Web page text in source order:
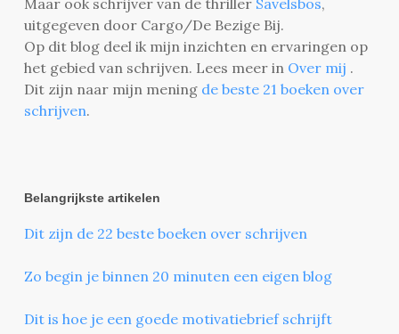
Maar ook schrijver van de thriller Savelsbos,
uitgegeven door Cargo/De Bezige Bij.
Op dit blog deel ik mijn inzichten en ervaringen op
het gebied van schrijven. Lees meer in Over mij .
Dit zijn naar mijn mening de beste 21 boeken over
schrijven.
Belangrijkste artikelen
Dit zijn de 22 beste boeken over schrijven
Zo begin je binnen 20 minuten een eigen blog
Dit is hoe je een goede motivatiebrief schrijft